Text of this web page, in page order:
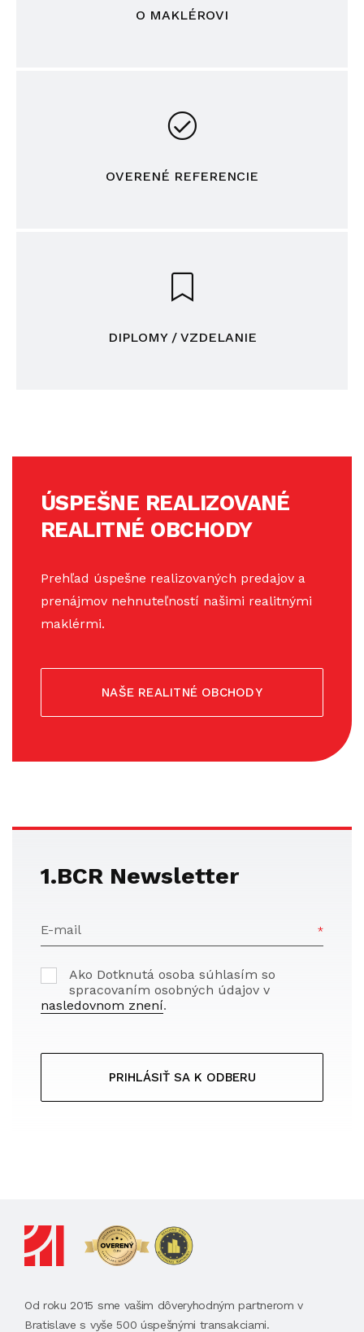
O MAKLÉROVI
OVERENÉ REFERENCIE
DIPLOMY / VZDELANIE
ÚSPEŠNE REALIZOVANÉ
REALITNÉ OBCHODY
Prehľad úspešne realizovaných predajov a
prenájmov nehnuteľností našimi realitnými
maklérmi.
NAŠE REALITNÉ OBCHODY
1.BCR Newsletter
E-mail
Ako Dotknutá osoba súhlasím so
spracovaním osobných údajov v
nasledovnom znení.
PRIHLÁSIŤ SA K ODBERU
Od roku 2015 sme vašim dôveryhodným partnerom v
Bratislave s vyše 500 úspešnými transakciami.